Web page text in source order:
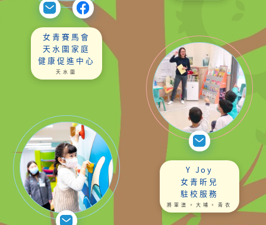
女青賽馬會
天水圍家庭
健康促進中心
天水圍
Y Joy
女青昕兒
駐校服務
將軍澳。大埔。青衣